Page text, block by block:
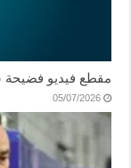
مقطع فيديو فضيحة
05/07/2026